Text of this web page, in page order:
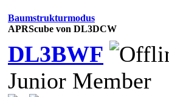
Baumstrukturmodus
APRScube von DL3DCW
DL3BWF
Junior Member